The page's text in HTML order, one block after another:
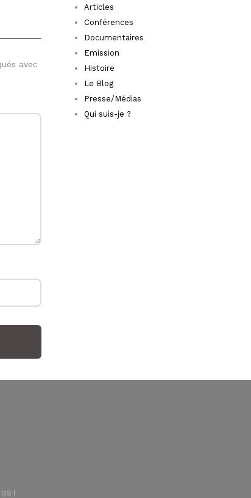
avec
Articles
Conférences
Documentaires
Emission
Histoire
Le Blog
Presse/Médias
Qui suis-je ?